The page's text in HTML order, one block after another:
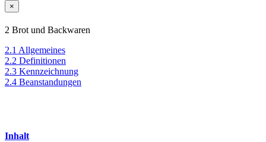
×
2 Brot und Backwaren
2.1 Allgemeines
2.2 Definitionen
2.3 Kennzeichnung
2.4 Beanstandungen
Inhalt